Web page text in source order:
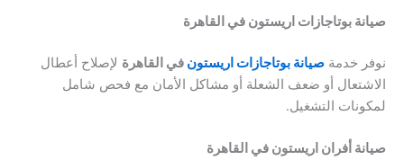
صيانة بوتاجازات اريستون في القاهرة
نوفر خدمة صيانة بوتاجازات اريستون في القاهرة لإصلاح أعطال
الاشتعال أو ضعف الشعلة أو مشاكل الأمان مع فحص شامل
لمكونات التشغيل.
صيانة أفران اريستون في القاهرة